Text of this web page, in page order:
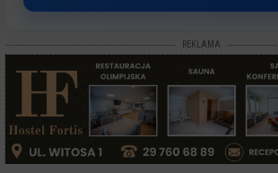
REKLAMA